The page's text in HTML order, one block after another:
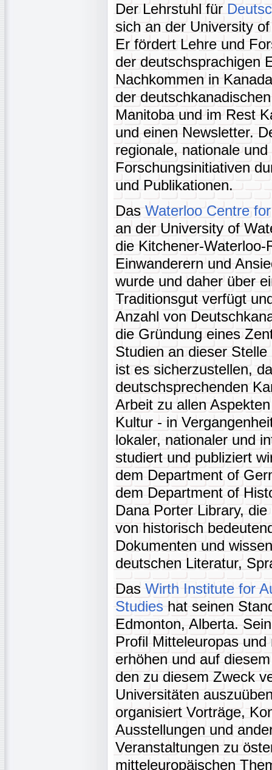
Der Lehrstuhl für
sich an der University
Er fördert Lehre und
der deutschsprachigen
Nachkommen in
der
Manitoba und im Rest
und einen Newsletter.
regionale, nationale
Forschungsinitiativen
und Publikationen.
Das Waterloo Centre
an der University of
die Kitchener-
Einwanderern und
wurde und daher über
Traditionsgut verfügt
Anzahl von
die Gründung eines
Studien an dieser
ist es sicherzustellen,
deutschsprechenden
Arbeit zu allen
Kultur - in
lokaler, nationaler und
studiert und publiziert
dem Department of
dem Department of
Dana Porter Library,
von historisch
Dokumenten und
deutschen Literatur,
Das Wirth Institute for
Studies hat seinen
Edmonton, Alberta.
Profil Mitteleuropas
erhöhen und auf
den zu diesem Zweck
Universitäten
organisiert Vorträge,
Ausstellungen und
Veranstaltungen zu
mitteleuropäischen